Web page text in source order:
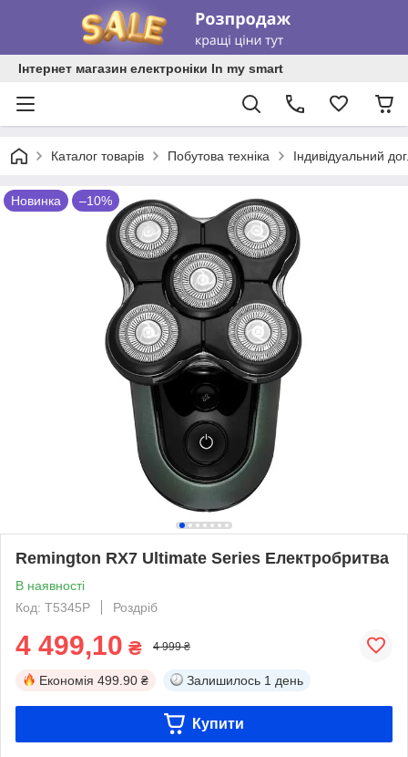
Інтернет магазин електроніки In my smart
Каталог товарів Побутова техніка Індивідуальний
Новинка –10%
Remington RX7 Ultimate Series Електробритва
В наявності
Код: T5345P
Роздріб
4 499,10 ₴ 4 999 ₴
Економія 499.90 ₴ Залишилось 1 день
Купити